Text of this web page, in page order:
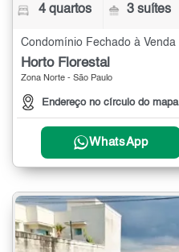
4 quartos 3 suítes
Horto Florestal
Zona Norte - São Paulo
Endereço no círculo do mapa
WhatsApp